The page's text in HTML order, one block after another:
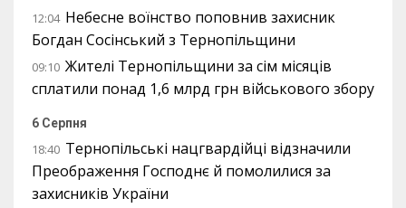
12:04 Небесне воїнство поповнив захисник
Богдан Сосінський з Тернопільщини
09:10 Жителі Тернопільщини за сім місяців
сплатили понад 1,6 млрд грн військового збору
6 Серпня
18:40 Тернопільські нацгвардійці відзначили
Преображення Господнє й помолилися за
захисників України